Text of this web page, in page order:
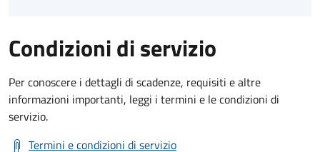
Condizioni di servizio
Per conoscere i dettagli di scadenze, requisiti e altre
informazioni importanti, leggi i termini e le condizioni di
servizio.
Termini e condizioni di servizio